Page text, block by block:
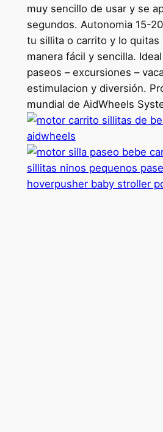
muy sencillo de usar y se
segundos. Autonomia 15-
tu sillita o carrito y lo quitas
manera fácil y sencilla.
paseos – excursiones –
estimulacion y diversión.
mundial de AidWheels